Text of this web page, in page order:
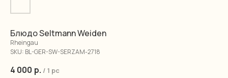
Блюдо Seltmann Weiden
Rheingau
SKU: BL-GER-SW-SERZAM-2718
4 000 р. / 1 pc